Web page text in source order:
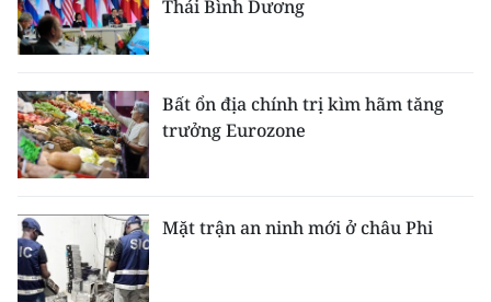
Thái Bình Dương
Bất ổn địa chính trị kìm hãm tăng
trưởng Eurozone
Mặt trận an ninh mới ở châu Phi